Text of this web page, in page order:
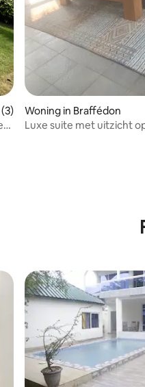
beoordeling van 4,67
Woning in Braffédon
Luxe suite met uitzicht